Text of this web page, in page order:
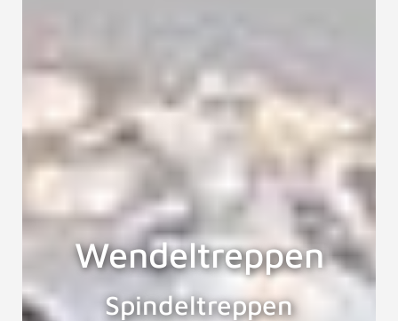
Wendeltreppen
Spindeltreppen